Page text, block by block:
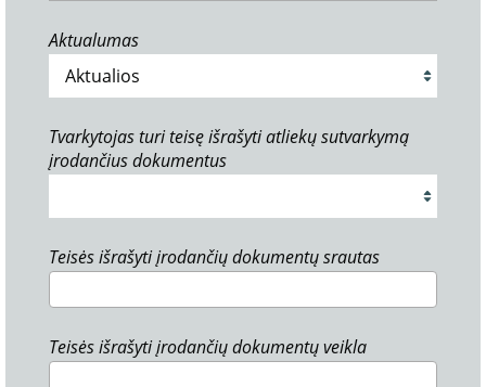
Aktualumas
Tvarkytojas turi teisę išrašyti atliekų sutvarkymą
įrodančius dokumentus
Teisės išrašyti įrodančių dokumentų srautas
Teisės išrašyti įrodančių dokumentų veikla